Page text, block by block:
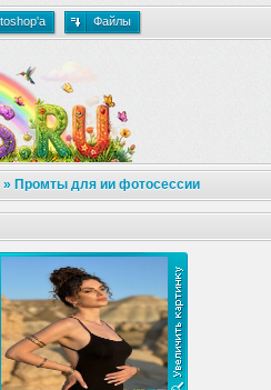
Файлы
» Промты для ии фотосессии